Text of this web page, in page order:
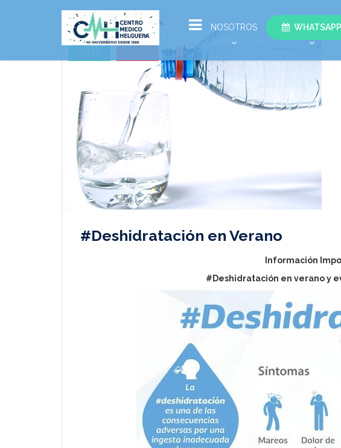
NOSOTROS WHATSAPP
Ene
04
#Deshidratación en Verano
Información
#Deshidratación en verano y